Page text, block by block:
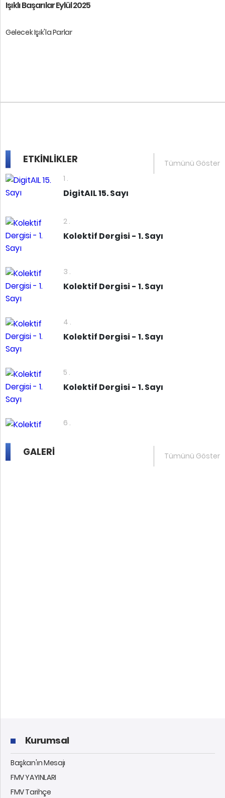
Işıklı Başarılar Eylül 2025
Gelecek Işık'la Parlar
ETKİNLİKLER
Tümünü Göster
1 .
DigitAIL 15. Sayı
2 .
Kolektif Dergisi - 1. Sayı
3 .
Kolektif Dergisi - 1. Sayı
4 .
Kolektif Dergisi - 1. Sayı
5 .
Kolektif Dergisi - 1. Sayı
6 .
GALERİ Tümünü Göster
Kurumsal
Başkan'ın Mesajı
FMV YAYINLARI
FMV Tarihçe